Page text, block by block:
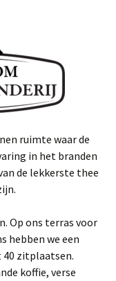
ruimte waar de
in het branden
de lekkerste thee
Op ons terras voor
hebben we een
zitplaatsen.
koffie, verse